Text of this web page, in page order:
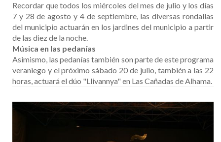
Recordar que todos los miércoles del mes de julio y los días
7 y 28 de agosto y 4 de septiembre, las diversas rondallas
del municipio actuarán en los jardines del municipio a partir
de las diez de la noche.
Música en las pedanías
Asimismo, las pedanías también son parte de este programa
veraniego y el próximo sábado 20 de julio, también a las 22
horas, actuará el dúo "Llivannya" en Las Cañadas de Alhama.